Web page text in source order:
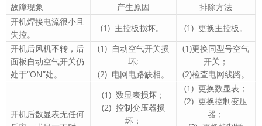
故障现象 产生原因
排除方法
开机焊接电流很小且
失控。
(1) 主控板损坏。
(1) 更换主控板。
开机后风机不转，后
面板自动空气开关仍
处于“ON”处。
(1) 自动空气开关损
坏;
(2) 电网电路缺相。
(1)更换同型号空气
开关；
(2)检查电网线路。
开机后数显表无任何
(1) 数显表损坏；
(2) 控制变压器损
坏；
(1) 更换数显表；
(2) 更换控制变压
器；